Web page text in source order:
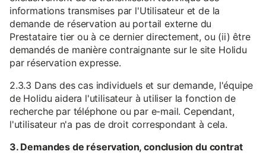
informations transmises par l'Utilisateur et de la
demande de réservation au portail externe du
Prestataire tier ou à ce dernier directement, ou (ii) être
demandés de manière contraignante sur le site Holidu
par réservation expresse.
2.3.3 Dans des cas individuels et sur demande, l'équipe
de Holidu aidera l'utilisateur à utiliser la fonction de
recherche par téléphone ou par e-mail. Cependant,
l'utilisateur n'a pas de droit correspondant à cela.
3. Demandes de réservation, conclusion du contrat